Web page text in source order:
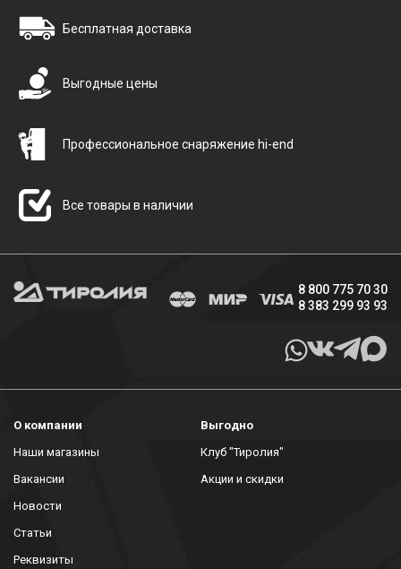
Бесплатная доставка
Выгодные цены
Профессиональное снаряжение hi-end
Все товары в наличии
8 800 775 70 30
8 383 299 93 93
О компании
Наши магазины
Вакансии
Новости
Статьи
Реквизиты
Выгодно
Клуб "Тиролия"
Акции и скидки